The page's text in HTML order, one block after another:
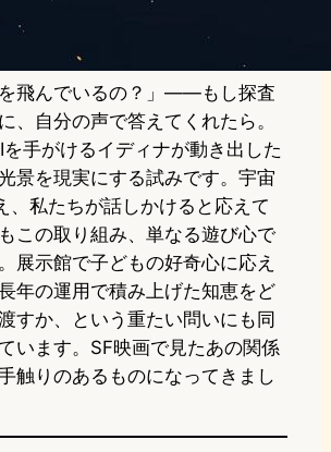
を飛んでいるの？」——もし探査
、自分の声で答えてくれたら。
手がけるイディナが動き出した
景を現実にする試みです。宇宙
、私たちが話しかけると応えて
この取り組み、単なる遊び心で
展示館で子どもの好奇心に応え
年の運用で積み上げた知恵をど
すか、という重たい問いにも同
います。SF映画で見たあの関係
触りのあるものになってきまし